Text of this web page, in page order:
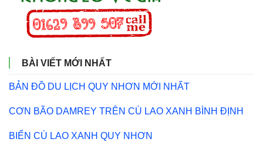
BÀI VIẾT MỚI NHẤT
BẢN ĐỒ DU LỊCH QUY NHƠN MỚI NHẤT
CƠN BÃO DAMREY TRÊN CÙ LAO XANH BÌNH ĐỊNH
BIỂN CÙ LAO XANH QUY NHƠN